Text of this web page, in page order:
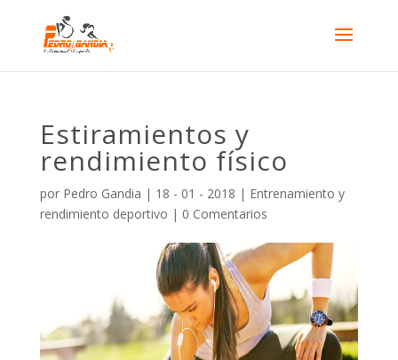
Estiramientos y
rendimiento físico
por Pedro Gandia | 18 - 01 - 2018 | Entrenamiento y
rendimiento deportivo | 0 Comentarios